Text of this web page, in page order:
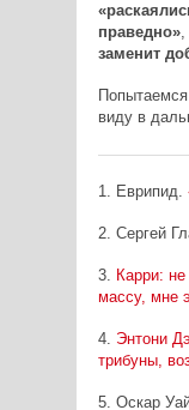
праведно»,
заменит
виду в
1. Еврипид.
2. Сергей
3. Карри:
массу, мне
4. Энтони
трибуны,
5. Оскар